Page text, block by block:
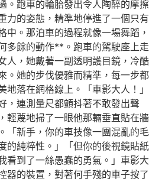
。跑車的輪胎發出令人陶醉的摩擦
力的姿態，精準地停進了一個只有
中。那泊車的過程就像一場舞蹈，
多餘的動作**。跑車的駕駛座上走
人，她戴著一副透明護目鏡，冷酷
。她的步伐優雅而精準，每一步都
地落在網格線上。「車影大人！」
，連測量尺都顫抖著不敢發出聲
輕蔑地掃了一眼他那輛垂直貼在牆
「新手，你的車技像一團混亂的毛
的純粹性。」「但你的後視鏡貼紙
到了一絲愚蠢的勇氣。」車影大
器的裝置，對著何手殘的車子按了